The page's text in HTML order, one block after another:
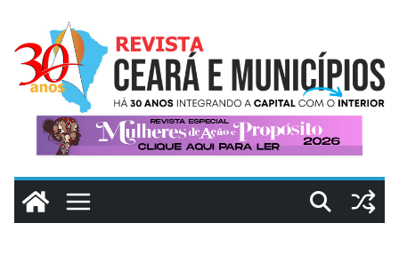
conteúdo